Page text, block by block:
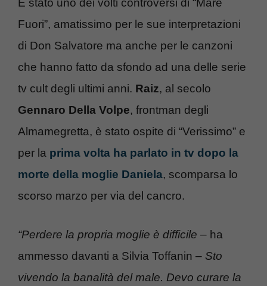
È stato uno dei volti controversi di “Mare
Fuori”, amatissimo per le sue interpretazioni
di Don Salvatore ma anche per le canzoni
che hanno fatto da sfondo ad una delle serie
tv cult degli ultimi anni. Raiz, al secolo
Gennaro Della Volpe, frontman degli
Almamegretta, è stato ospite di “Verissimo” e
per la prima volta ha parlato in tv dopo la
morte della moglie Daniela, scomparsa lo
scorso marzo per via del cancro.
“Perdere la propria moglie è difficile – ha
ammesso davanti a Silvia Toffanin – Sto
vivendo la banalità del male. Devo curare la